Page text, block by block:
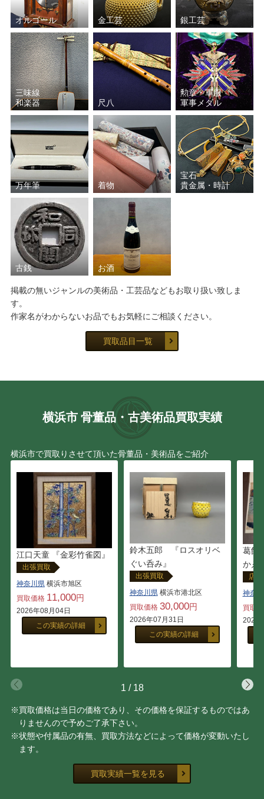
オルゴール 金工芸 銀工芸
三味線
和楽器
尺八
勲章・軍服
軍事メダル
万年筆 着物
宝石
貴金属・時計
古銭 お酒
掲載の無いジャンルの美術品・工芸品などもお取り扱い致しま
す。
作家名がわからないお品でもお気軽にご相談ください。
買取品目一覧
横浜市 骨董品・古美術品買取実績
横浜市で買取りさせて頂いた骨董品・美術品をご紹介
江口天童 『金彩竹雀図』
出張買取
神奈川県横浜市旭区
買取価格 11,000円
2026年08月04日
この実績の詳細
鈴木五郎 『ロスオリベ
ぐい呑み』
出張買取
神奈川県横浜市港北区
買取価格 30,000円
2026年07月31日
この実績の詳細
葛飾
かゑ
店
神奈
買取
2026
1 / 18
※買取価格は当日の価格であり、その価格を保証するものではあ
りませんので予めご了承下さい。
※状態や付属品の有無、買取方法などによって価格が変動いたし
ます。
買取実績一覧を見る